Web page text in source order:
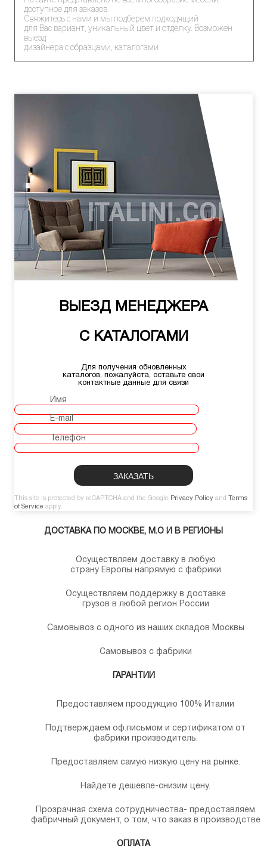
доступное для заказов.
Свяжитесь с нами и мы подберем подходящий
для Вас вариант, уникальный цвет и отделку. Возможен
выезд
дизайнера с образцами, каталогами
ВЫЕЗД МЕНЕДЖЕРА
С КАТАЛОГАМИ
Для получения обновленных
каталогов, пожалуйста, оставьте свои
контактные данные для связи
Имя
E-mail
Телефон
This site is protected by reCAPTCHA and the Google Privacy Policy and
Terms
of Service apply.
ДОСТАВКА ПО МОСКВЕ, М.О И В РЕГИОНЫ
Осуществляем доставку в любую
страну Европы напрямую с фабрики
Осуществляем поддержку в доставке
грузов в любой регион России
Самовывоз с одного из наших складов Москвы
Самовывоз с фабрики
ГАРАНТИИ
Предоставляем проодукцию 100% Италии
Подтверждаем оф.письмом и сертификатом от
фабрики производитель.
Предоставляем самую низкую цену на рынке.
Найдете дешевле-снизим цену.
Прозрачная схема сотрудничества- предоставляем
фабричный документ, о том, что заказ в производстве
ОПЛАТА